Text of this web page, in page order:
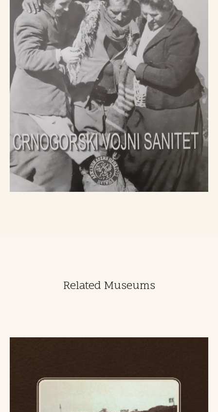
Related Museums